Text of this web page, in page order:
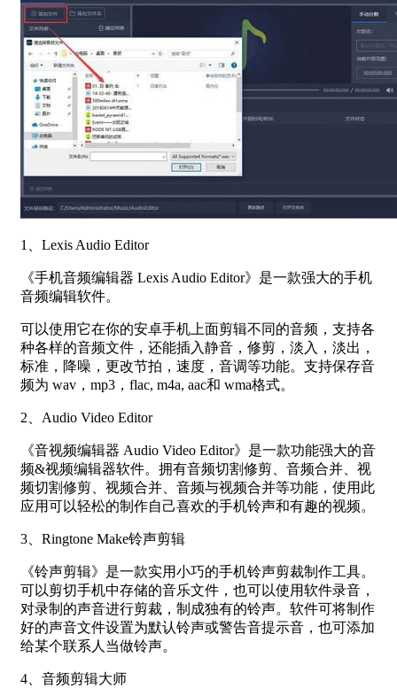
1、Lexis Audio Editor
《手机音频编辑器 Lexis Audio Editor》是一款强大的手机
音频编辑软件。
可以使用它在你的安卓手机上面剪辑不同的音频，支持各
种各样的音频文件，还能插入静音，修剪，淡入，淡出，
标准，降噪，更改节拍，速度，音调等功能。支持保存音
频为 wav，mp3，flac, m4a, aac和 wma格式。
2、Audio Video Editor
《音视频编辑器 Audio Video Editor》是一款功能强大的音
频&视频编辑器软件。拥有音频切割修剪、音频合并、视
频切割修剪、视频合并、音频与视频合并等功能，使用此
应用可以轻松的制作自己喜欢的手机铃声和有趣的视频。
3、Ringtone Make铃声剪辑
《铃声剪辑》是一款实用小巧的手机铃声剪裁制作工具。
可以剪切手机中存储的音乐文件，也可以使用软件录音，
对录制的声音进行剪裁，制成独有的铃声。软件可将制作
好的声音文件设置为默认铃声或警告音提示音，也可添加
给某个联系人当做铃声。
4、音频剪辑大师